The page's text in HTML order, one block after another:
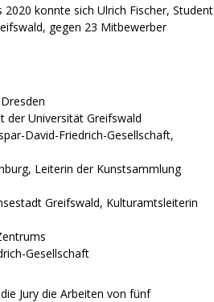
konnte sich Ulrich Fischer, Student
gegen 23 Mitbewerber
der Universität Greifswald
David-Friedrich-Gesellschaft,
Leiterin der Kunstsammlung
Greifswald, Kulturamtsleiterin
Gesellschaft
Jury die Arbeiten von fünf